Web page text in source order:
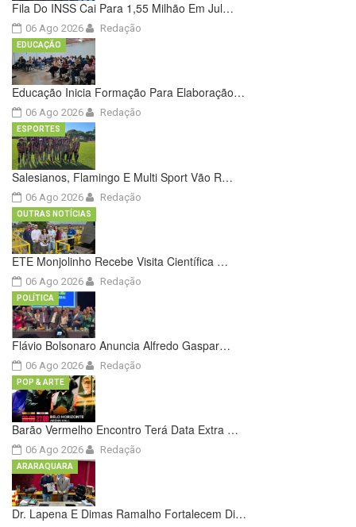
Fila Do INSS Cai Para 1,55 Milhão Em Jul…
06 Ago 2026 Redação
Educação Inicia Formação Para Elaboração…
06 Ago 2026
EDUCAÇÃO
Redação
Salesianos, Flamingo E Multi Sport Vão R…
06 Ago 2026
ESPORTES
Redação
ETE Monjolinho Recebe Visita Científica …
06 Ago 2026
OUTRAS NOTÍCIAS
Redação
Flávio Bolsonaro Anuncia Alfredo Gaspar…
06 Ago 2026
POLÍTICA
Redação
Barão Vermelho Encontro Terá Data Extra …
06 Ago 2026
POP & ARTE
Redação
Dr. Lapena E Dimas Ramalho Fortalecem Di…
ARARAQUARA